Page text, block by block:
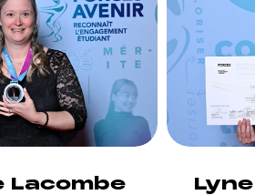
Lacombe